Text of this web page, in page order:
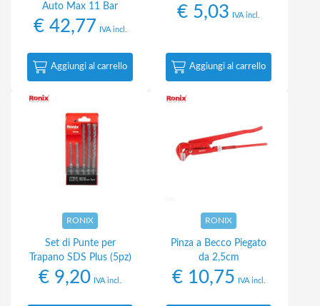
Auto Max 11 Bar
€42,77 IVA incl.
Aggiungi al carrello
€ 5,03 IVA incl.
Aggiungi al carrello
RONIX
Set di Punte per
Trapano SDS Plus (5pz)
€ 9,20 IVA incl.
RONIX
Pinza a Becco Piegato
da 2,5cm
€10,75 IVA incl.